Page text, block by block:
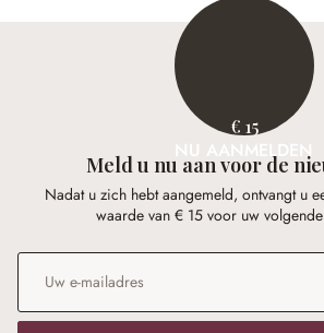
€ 15
NU AANMELDEN
Meld u nu aan voor de
Nadat u zich hebt aangemeld, ontvangt u
waarde van € 15 voor uw
E-mailadres